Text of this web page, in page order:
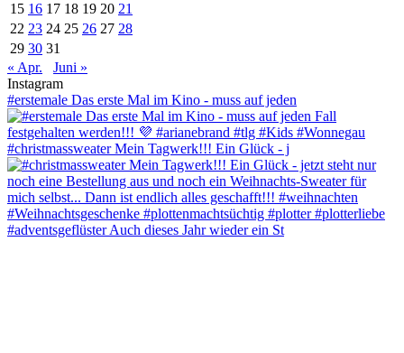
15 16 17 18 19 20 21
22 23 24 25 26 27 28
29 30 31
« Apr.
Juni »
Instagram
#erstemale Das erste Mal im Kino - muss auf jeden
#christmassweater Mein Tagwerk!!! Ein Glück - j
#adventsgeflüster Auch dieses Jahr wieder ein St